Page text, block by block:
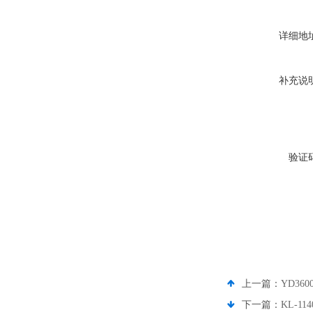
详细地
补充说
验证
上一篇：
下一篇： KL-